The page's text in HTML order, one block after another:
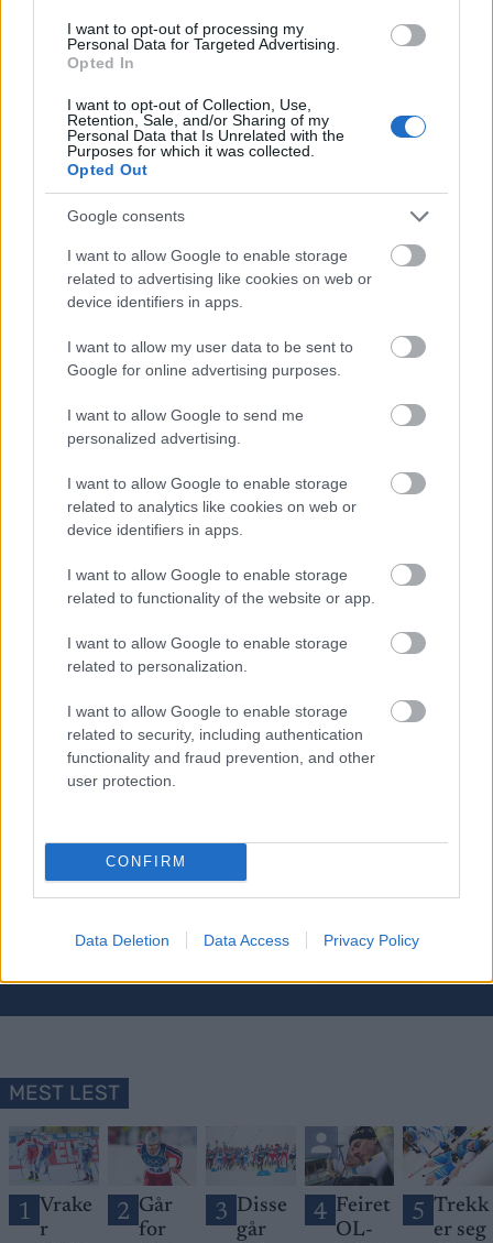
I want to opt-out of processing my
Personal Data for Targeted Advertising.
Opted In
I want to opt-out of Collection, Use,
Retention, Sale, and/or Sharing of my
Personal Data that Is Unrelated with the
Purposes for which it was collected.
Opted Out
Google consents
I want to allow Google to enable storage
related to advertising like cookies on web or
device identifiers in apps.
I want to allow my user data to be sent to
Google for online advertising purposes.
I want to allow Google to send me
personalized advertising.
I want to allow Google to enable storage
related to analytics like cookies on web or
device identifiers in apps.
I want to allow Google to enable storage
related to functionality of the website or app.
I want to allow Google to enable storage
related to personalization.
I want to allow Google to enable storage
related to security, including authentication
functionality and fraud prevention, and other
user protection.
CONFIRM
Data Deletion Data Access Privacy Policy
utestengt fra internasjonal idrett siden slutten av
februar 2022 som følge av krigen i Ukraina.
Til tross for utestengelsen har Stepanova likevel
skapt overskrifter jevnlig. Hun har kommet med
en rekke kontroversielle utspill og stikk mot
vestlige konkurrenter, og som en lojal tilhenger av
den russiske presidenten Vladimir Putin.
Meld deg på vårt nyhetsbrev
MEST LEST
1 Vrake
r
2 Går
for
3 Disse
går
4 Feiret
OL-
5 Trekk
er seg